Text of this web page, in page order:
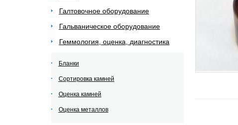
Галтовочное оборудование
Гальваническое оборудование
Геммология, оценка, диагностика
Бланки
Сортировка камней
Оценка камней
Оценка металлов